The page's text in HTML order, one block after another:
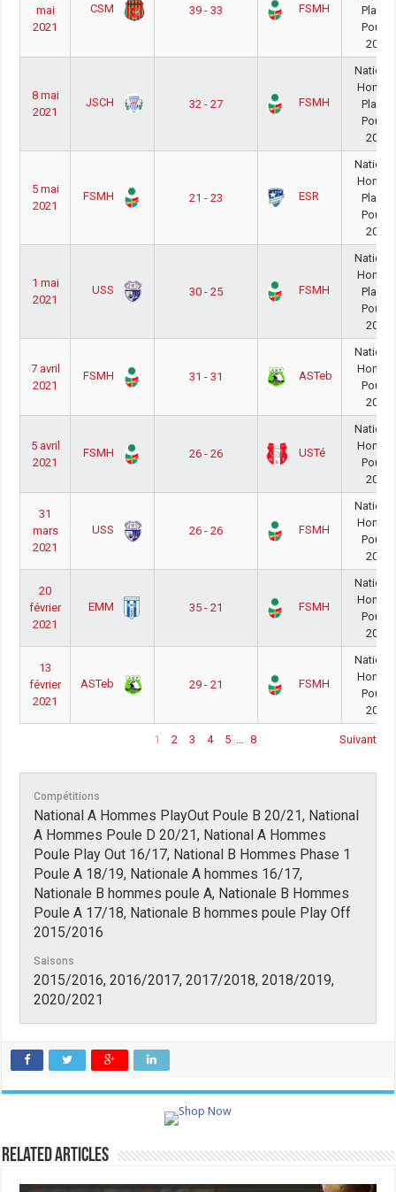
mai
2021
CSM 39 - 33 FSMH
Poule
20/21
8 mai
2021
JSCH 32 - 27 FSMH
Poule
20/21
5 mai
2021
FSMH 21 - 23 ESR
Poule
20/21
1 mai
2021
USS 30 - 25 FSMH
Poule
20/21
7 avril
2021
FSMH 31 - 31 ASTeb
Poule
20/21
5 avril
2021
FSMH 26 - 26 USTé
Poule
20/21
31
mars
2021
USS 26 - 26 FSMH
Poule
20/21
20
février
2021
EMM 35 - 21 FSMH
Poule
20/21
13
février
2021
ASTeb 29 - 21 FSMH
Poule
20/21
1 2 3 4 5 8 Suivant
Compétitions
National A Hommes PlayOut Poule B 20/21, National
A Hommes Poule D 20/21, National A Hommes
Poule Play Out 16/17, National B Hommes Phase 1
Poule A 18/19, Nationale A hommes 16/17,
Nationale B hommes poule A, Nationale B Hommes
Poule A 17/18, Nationale B hommes poule Play Off
2015/2016
Saisons
2015/2016, 2016/2017, 2017/2018, 2018/2019,
2020/2021
Related Articles